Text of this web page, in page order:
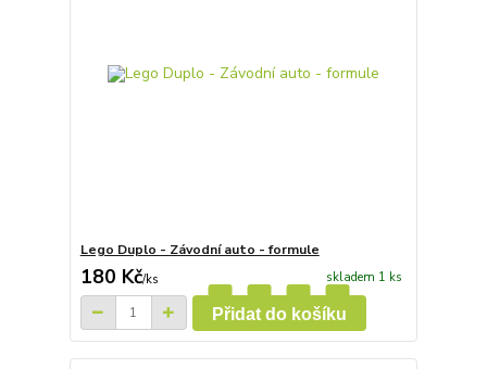
Lego Duplo - Závodní auto - formule
180 Kč/ks skladem 1 ks
Přidat do košíku